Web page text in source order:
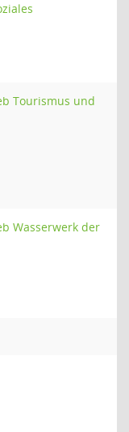
Tourismus und
Wasserwerk der